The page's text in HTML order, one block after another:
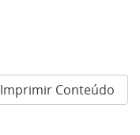
Imprimir Conteúdo